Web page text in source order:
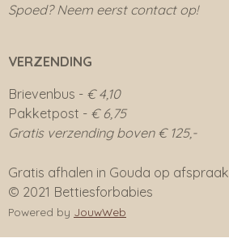
Spoed? Neem eerst contact op!
VERZENDING
Brievenbus - € 4,10
Pakketpost - € 6,75
Gratis verzending boven € 125,-
Gratis afhalen in Gouda op afspraak
© 2021 Bettiesforbabies
Powered by JouwWeb